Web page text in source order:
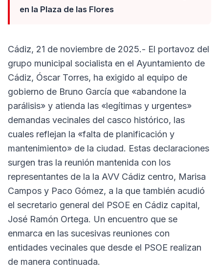
en la Plaza de las Flores
Cádiz, 21 de noviembre de 2025.- El portavoz del
grupo municipal socialista en el Ayuntamiento de
Cádiz, Óscar Torres, ha exigido al equipo de
gobierno de Bruno García que «abandone la
parálisis» y atienda las «legítimas y urgentes»
demandas vecinales del casco histórico, las
cuales reflejan la «falta de planificación y
mantenimiento» de la ciudad. Estas declaraciones
surgen tras la reunión mantenida con los
representantes de la la AVV Cádiz centro, Marisa
Campos y Paco Gómez, a la que también acudió
el secretario general del PSOE en Cádiz capital,
José Ramón Ortega. Un encuentro que se
enmarca en las sucesivas reuniones con
entidades vecinales que desde el PSOE realizan
de manera continuada.